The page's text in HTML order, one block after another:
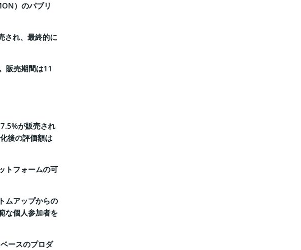
）のパブリ
され、最終的に
販売期間は11
が販売され
後の評価額は
トフォームの可
ムアップからの
な個人参加者を
ースのプロダ